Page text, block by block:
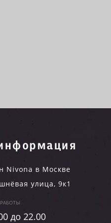
Nivona в Москве
улица, 9к1
до 22.00